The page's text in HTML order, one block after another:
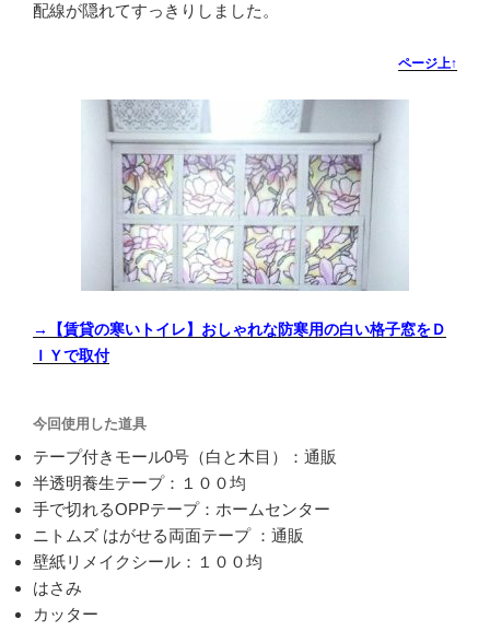
配線が隠れてすっきりしました。
ページ上↑
→【賃貸の寒いトイレ】おしゃれな防寒用の白い格子窓をＤ
ＩＹで取付
今回使用した道具
テープ付きモール0号（白と木目）：通販
半透明養生テープ：１００均
手で切れるOPPテープ：ホームセンター
ニトムズ はがせる両面テープ ：通販
壁紙リメイクシール：１００均
はさみ
カッター